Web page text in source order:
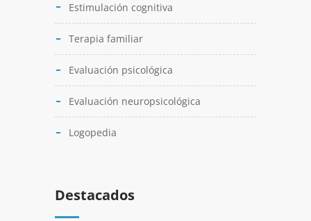
Estimulación cognitiva
Terapia familiar
Evaluación psicológica
Evaluación neuropsicológica
Logopedia
Destacados